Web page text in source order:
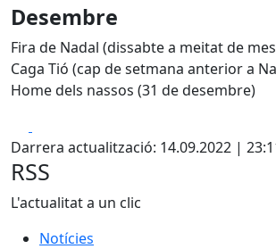
Desembre
Fira de Nadal (dissabte a meitat de
Caga Tió (cap de setmana anterior a
Home dels nassos (31 de desembre)
Darrera actualització: 14.09.2022 |
RSS
L'actualitat a un clic
Notícies